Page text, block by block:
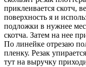
приклеивается скотч,
поверхность я и
подложки в нужнее
скотча. Затем на нее
По линейке отрезаю
пленку. Резак
тут на выручку